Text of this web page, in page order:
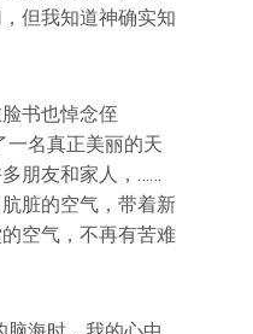
但我知道神确实知
书也悼念侄
一名真正美丽的天
朋友和家人，……
脏的空气，带着新
空气，不再有苦难